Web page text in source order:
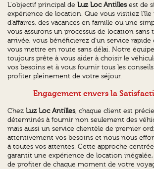
L'objectif principal deLuz Loc Antilles est de
expérience de location. Que vous visitiez l'île
d'affaires, des vacances en famille ou une
vous assurons un processus de location sans
arrivée, vous bénéficierez d'un service rapide
vous mettre en route sans délai. Notre
toujours prête à vous aider à choisir le
vos besoins et à vous fournir tous les
profiter pleinement de votre séjour.
Engagement envers la
ChezLuz Loc Antilles, chaque client est
déterminés à fournir non seulement des
mais aussi un service clientèle de premier
attentivement vos besoins et nous nous
à toutes vos attentes. Cette approche
garantit une expérience de location
de profiter de chaque moment de votre